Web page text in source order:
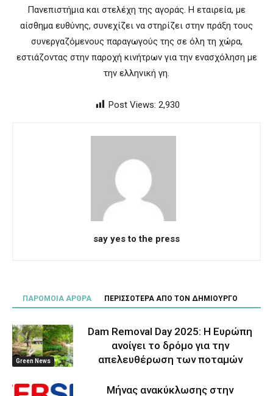
Πανεπιστήμια και στελέχη της αγοράς. Η εταιρεία, με
αίσθημα ευθύνης, συνεχίζει να στηρίζει στην πράξη τους
συνεργαζόμενους παραγωγούς της σε όλη τη χώρα,
εστιάζοντας στην παροχή κινήτρων για την ενασχόληση με
την ελληνική γη.
Post Views: 2,930
say yes to the press
ΠΑΡΟΜΟΙΑ ΑΡΘΡΑ ΠΕΡΙΣΣΟΤΕΡΑ ΑΠΟ ΤΟΝ ΔΗΜΙΟΥΡΓΟ
Green News
Dam Removal Day 2025: Η Ευρώπη
ανοίγει το δρόμο για την
απελευθέρωση των ποταμών
Μήνας ανακύκλωσης στην